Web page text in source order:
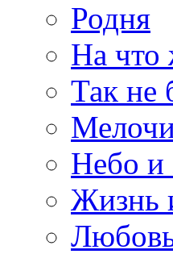
Родня
На что
Так не
Небо и
Жизнь